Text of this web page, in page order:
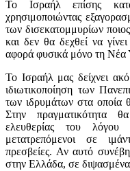
Το Ισραήλ επίσης
χρησιμοποιώντας
των δισεκατομμυρίων
και δεν θα δεχθεί να
αφορά φυσικά μόνο τη
Το Ισραήλ μας δείχνει
ιδιωτικοποίηση των
των ιδρυμάτων στα οποία
Στην πραγματικότητα
ελευθερίας του λόγου
μετατρεπόμενοι σε
πρεσβείες. Αν αυτό
στην Ελλάδα, σε